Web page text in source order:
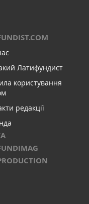
Латифундист
користування
редакції